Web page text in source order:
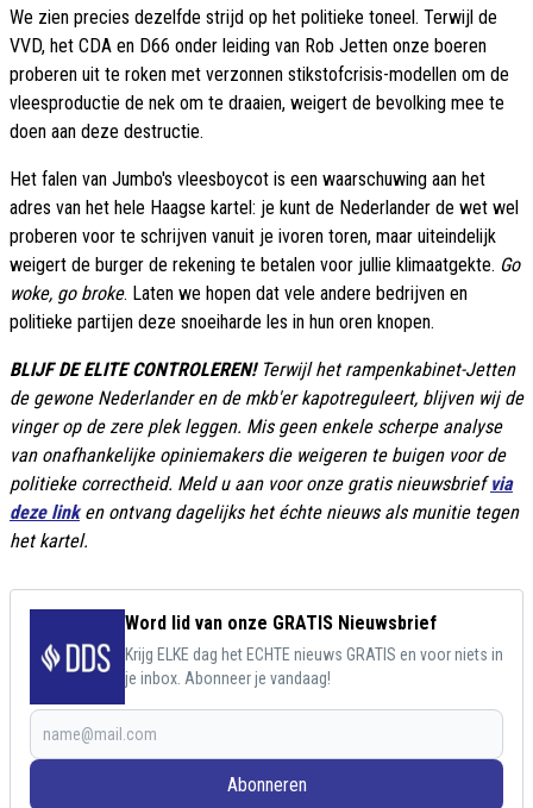
We zien precies dezelfde strijd op het politieke toneel. Terwijl de
VVD, het CDA en D66 onder leiding van Rob Jetten onze boeren
proberen uit te roken met verzonnen stikstofcrisis-modellen om de
vleesproductie de nek om te draaien, weigert de bevolking mee te
doen aan deze destructie.
Het falen van Jumbo's vleesboycot is een waarschuwing aan het
adres van het hele Haagse kartel: je kunt de Nederlander de wet wel
proberen voor te schrijven vanuit je ivoren toren, maar uiteindelijk
weigert de burger de rekening te betalen voor jullie klimaatgekte. Go
woke, go broke. Laten we hopen dat vele andere bedrijven en
politieke partijen deze snoeiharde les in hun oren knopen.
BLIJF DE ELITE CONTROLEREN! Terwijl het rampenkabinet-Jetten
de gewone Nederlander en de mkb'er kapotreguleert, blijven wij de
vinger op de zere plek leggen. Mis geen enkele scherpe analyse
van onafhankelijke opiniemakers die weigeren te buigen voor de
politieke correctheid. Meld u aan voor onze gratis nieuwsbriefvia
deze linken ontvang dagelijks het échte nieuws als munitie tegen
het kartel.
Word lid van onze GRATIS Nieuwsbrief
Krijg ELKE dag het ECHTE nieuws GRATIS en voor niets in
je inbox. Abonneer je vandaag!
Abonneren